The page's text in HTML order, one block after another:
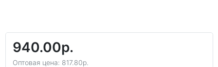
940.00р.
Оптовая цена: 817.80р.